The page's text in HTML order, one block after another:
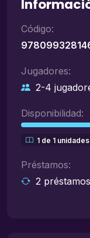
Código:
Jugadores:
2-4
Disponibilidad:
1 de 1
Préstamos:
2